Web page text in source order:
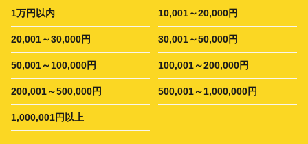
1万円以内 10,001～20,000円
20,001～30,000円 30,001～50,000円
50,001～100,000円 100,001～200,000円
200,001～500,000円 500,001～1,000,000円
1,000,001円以上